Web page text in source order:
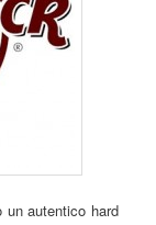
un autentico hard